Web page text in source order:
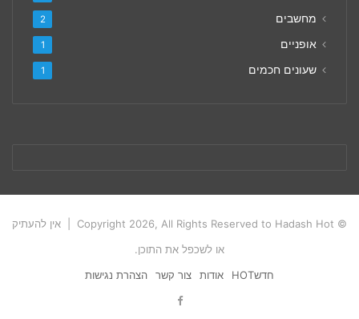
מחשבים 2
אופניים 1
שעונים חכמים 1
© Copyright 2026, All Rights Reserved to Hadash Hot | אין להעתיק
או לשכפל את התוכן.
חדשHOT
אודות צור קשר
הצהרת נגישות